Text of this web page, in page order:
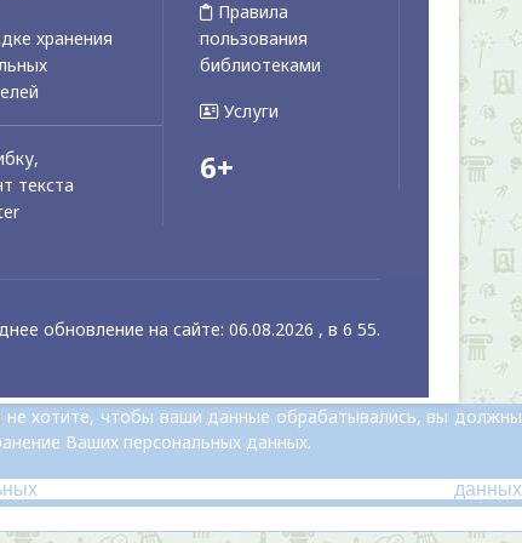
хранения
текста
Правила
пользования
библиотеками
Услуги
6+
обновление на сайте: 06.08.2026 , в 6 55.
хотите, чтобы ваши данные обрабатывались, вы должны
Ваших персональных данных.
данных